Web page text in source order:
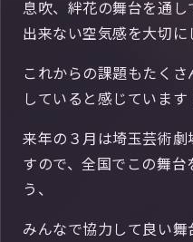
息吹、絆花の舞台を通
出来ない空気感を大切に
これからの課題もたく
していると感じています
来年の３月は埼玉芸術劇
すので、全国でこの舞
う、
みんなで協力して良い